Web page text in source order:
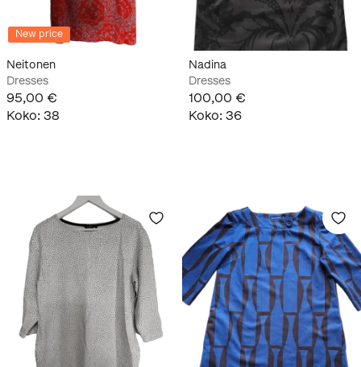
New price
Neitonen
Dresses
95,00 €
Koko: 38
Nadina
Dresses
100,00 €
Koko: 36